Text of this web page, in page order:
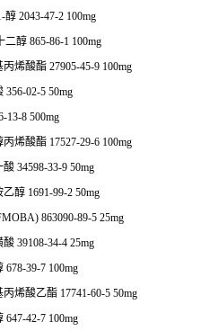
2043-47-2 100mg
醇 865-86-1 100mg
烯酸酯 27905-45-9 100mg
356-02-5 50mg
13-8 500mg
烯酸酯 17527-29-6 100mg
34598-33-9 50mg
醇 1691-99-2 50mg
863090-89-5 25mg
39108-34-4 25mg
678-39-7 100mg
烯酸乙酯 17741-60-5 50mg
647-42-7 100mg